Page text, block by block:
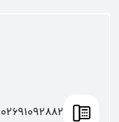
02691092882